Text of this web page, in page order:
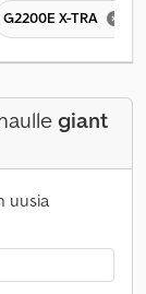
G2200E X-TRA
giant
uusia